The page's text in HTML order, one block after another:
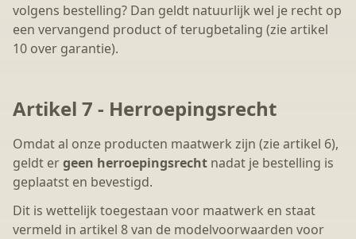
volgens bestelling? Dan geldt natuurlijk wel je recht op
een vervangend product of terugbetaling (zie artikel
10 over garantie).
Artikel 7 - Herroepingsrecht
Omdat al onze producten maatwerk zijn (zie artikel 6),
geldt ergeen herroepingsrecht nadat je bestelling is
geplaatst en bevestigd.
Dit is wettelijk toegestaan voor maatwerk en staat
vermeld in artikel 8 van de modelvoorwaarden voor